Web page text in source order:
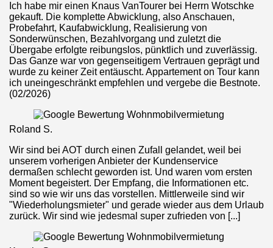
Ich habe mir einen Knaus VanTourer bei Herrn Wotschke
gekauft. Die komplette Abwicklung, also Anschauen,
Probefahrt, Kaufabwicklung, Realisierung von
Sonderwünschen, Bezahlvorgang und zuletzt die
Übergabe erfolgte reibungslos, pünktlich und zuverlässig.
Das Ganze war von gegenseitigem Vertrauen geprägt und
wurde zu keiner Zeit entäuscht. Appartement on Tour kann
ich uneingeschränkt empfehlen und vergebe die Bestnote.
(02/2026)
Roland S.
Wir sind bei AOT durch einen Zufall gelandet, weil bei
unserem vorherigen Anbieter der Kundenservice
dermaßen schlecht geworden ist. Und waren vom ersten
Moment begeistert. Der Empfang, die Informationen etc.
sind so wie wir uns das vorstellen. Mittlerweile sind wir
"Wiederholungsmieter" und gerade wieder aus dem Urlaub
zurück. Wir sind wie jedesmal super zufrieden von [...]